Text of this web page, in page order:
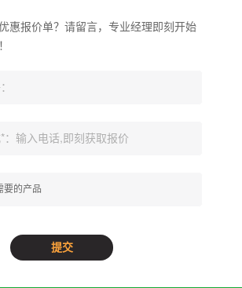
惠报价单？请留言，专业经理即刻开始
*：输入电话,即刻获取报价